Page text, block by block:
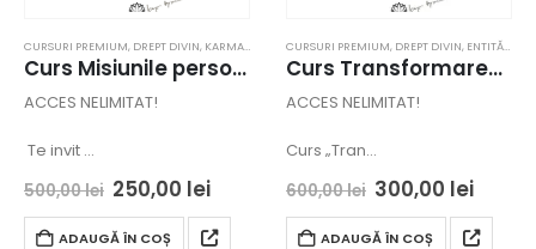
CURSURI PREMIUM, DREPT DIVIN, KARMA,REIKI SUPRACONȘTIINȚĂ,VINDECAREA UMBREI
Curs Misiunile personale – Bistrita – acces online
ACCES NELIMITAT!
Te invit …
500,00lei 250,00 lei
ADAUGĂ ÎN COȘ
CURSURI PREMIUM, DREPT DIVIN, ENTITĂȚI
Curs Transformarea energiilor negative si a blocajelor ce vin asupra noastra in scopul realizarii dorintelor personale prin drept divin – Satu Mare – acces online
ACCES NELIMITAT!
Curs „Tran…
600,00lei 300,00 lei
ADAUGĂ ÎN COȘ